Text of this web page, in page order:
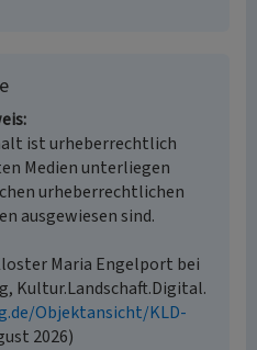
ist urheberrechtlich
Medien unterliegen
urheberrechtlichen
ausgewiesen sind.
Maria Engelport bei
Kultur.Landschaft.Digital.
Objektansicht/KLD-
2026)